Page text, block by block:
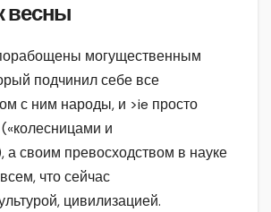
весны
могущественным
подчинил себе все
с ним народы, и >ie просто
и
а своим превосходством в науке
что сейчас
цивилизацией.